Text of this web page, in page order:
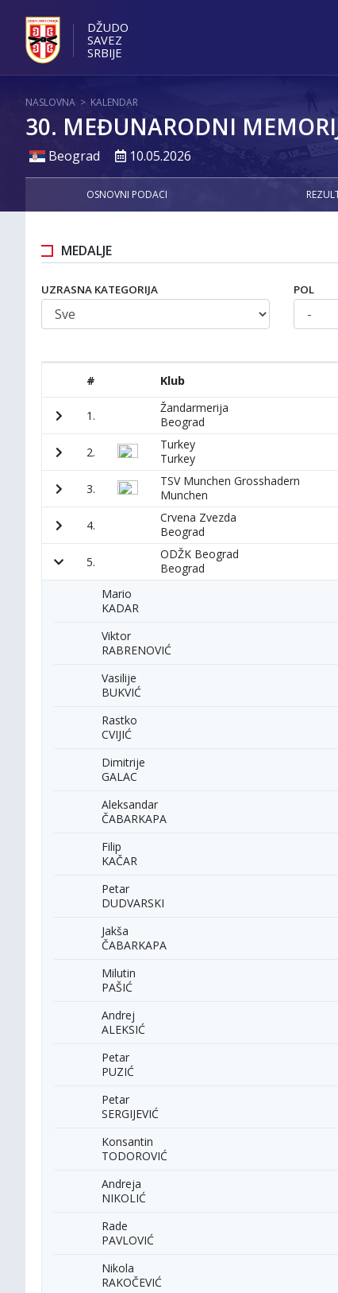
DŽUDO
SAVEZ
SRBIJE
NASLOVNA > KALENDAR
30. MEĐUNARODNI
Beograd 10.05.2026
OSNOVNI PODACI
MEDALJE
UZRASNA KATEGORIJA POL
# Klub
1.
Žandarmerija
Beograd
2.
Turkey
Turkey
3.
TSV Munchen Grosshadern
Munchen
4.
Crvena Zvezda
Beograd
5.
ODŽK Beograd
Beograd
Mario
KADAR
Viktor
RABRENOVIĆ
Vasilije
BUKVIĆ
Rastko
CVIJIĆ
Dimitrije
GALAC
Aleksandar
ČABARKAPA
Filip
KAČAR
Petar
DUDVARSKI
Jakša
ČABARKAPA
Milutin
PAŠIĆ
Andrej
ALEKSIĆ
Petar
PUZIĆ
Petar
SERGIJEVIĆ
Konsantin
TODOROVIĆ
Andreja
NIKOLIĆ
Rade
PAVLOVIĆ
Nikola
RAKOČEVIĆ